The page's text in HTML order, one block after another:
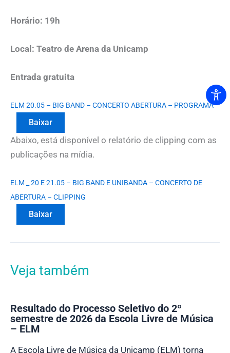
Horário: 19h
Local: Teatro de Arena da Unicamp
Entrada gratuita
ELM 20.05 – BIG BAND – CONCERTO ABERTURA – PROGRAMA
Baixar
Abaixo, está disponível o relatório de clipping com as
publicações na mídia.
ELM _ 20 E 21.05 – BIG BAND E UNIBANDA – CONCERTO DE
ABERTURA – CLIPPING
Baixar
Veja também
Resultado do Processo Seletivo do 2º
semestre de 2026 da Escola Livre de Música
– ELM
A Escola Livre de Música da Unicamp (ELM) torna